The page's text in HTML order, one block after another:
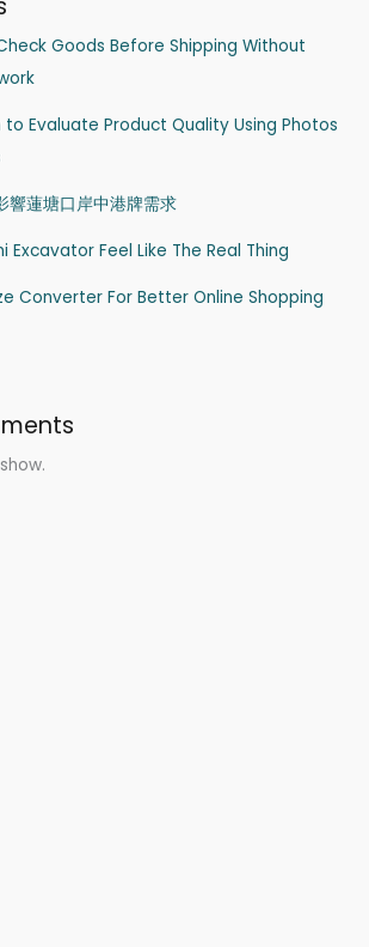
Goods Before Shipping Without
to Evaluate Product Quality Using Photos
響蓮塘口岸中港牌需求
Excavator Feel Like The Real Thing
Converter For Better Online Shopping